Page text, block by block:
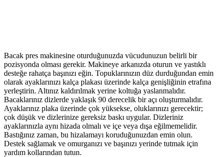
Bacak pres makinesine oturduğunuzda vücudunuzun belirli bir
pozisyonda olması gerekir. Makineye arkanızda oturun ve yastıklı
desteğe rahatça başınızı eğin. Topuklarınızın düz durduğundan emin
olarak ayaklarınızı kalça plakası üzerinde kalça genişliğinin etrafına
yerleştirin. Altınız kaldırılmak yerine koltuğa yaslanmalıdır.
Bacaklarınız dizlerde yaklaşık 90 derecelik bir açı oluşturmalıdır.
Ayaklarınız plaka üzerinde çok yüksekse, oluklarınızı gerecektir;
çok düşük ve dizlerinize gereksiz baskı uygular. Dizleriniz
ayaklarınızla aynı hizada olmalı ve içe veya dışa eğilmemelidir.
Bastığınız zaman, bu hizalamayı koruduğunuzdan emin olun.
Destek sağlamak ve omurganızı ve başınızı yerinde tutmak için
yardım kollarından tutun.